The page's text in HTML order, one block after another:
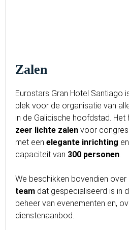
Zalen
Eurostars Gran Hotel Santiago
plek voor de organisatie van
in de Galicische hoofdstad.
zeer lichte zalen voor
met een elegante inrichting
capaciteit van 300 personen.
We beschikken bovendien over
team dat gespecialiseerd is in
beheer van evenementen en,
dienstenaanbod.